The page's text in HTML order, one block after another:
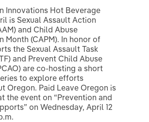
Innovations Hot Beverage
is Sexual Assault Action
and Child Abuse
Month (CAPM). In honor of
the Sexual Assault Task
and Prevent Child Abuse
are co-hosting a short
to explore efforts
Oregon. Paid Leave Oregon is
the event on “Prevention and
on Wednesday, April 12